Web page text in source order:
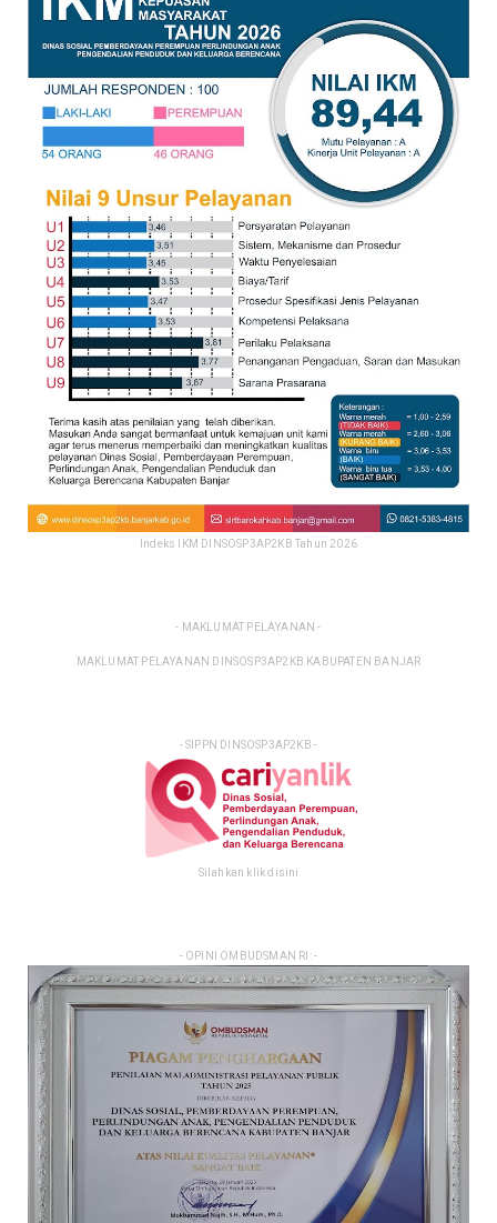
Indeks IKM DINSOSP3AP2KB Tahun 2026
- MAKLUMAT PELAYANAN -
MAKLUMAT PELAYANAN DINSOSP3AP2KB KABUPATEN BANJAR
- SIPPN DINSOSP3AP2KB -
Silahkan klik disini
- OPINI OMBUDSMAN RI: -